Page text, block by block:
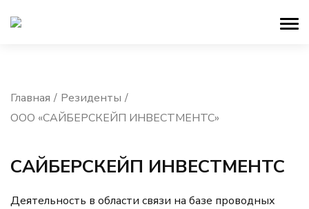
Главная
Резиденты
ООО «САЙБЕРСКЕЙП ИНВЕСТМЕНТС»
САЙБЕРСКЕЙП ИНВЕСТМЕНТС
Деятельность в области связи на базе проводных